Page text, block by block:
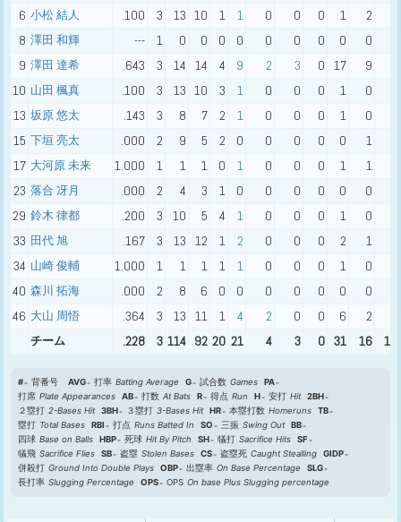
6 小松 結人 .100 3 13 10 1 1 0 0 0 1 2
8 澤田 和輝 --- 1 0 0 0 0 0 0 0 0 0
9 澤田 達希 .643 3 14 14 4 9 2 3 0 17 9
10 山田 楓真 .100 3 13 10 3 1 0 0 0 1 0
13 坂原 悠太 .143 3 8 7 2 1 0 0 0 1 0
15 下垣 亮太 .000 2 9 5 2 0 0 0 0 0 1
17 大河原 未来 1.000 1 1 1 0 1 0 0 0 1 1
23 落合 冴月 .000 2 4 3 1 0 0 0 0 0 0
29 鈴木 律都 .200 3 10 5 4 1 0 0 0 1 0
33 田代 旭 .167 3 13 12 1 2 0 0 0 2 1
34 山崎 俊輔 1.000 1 1 1 1 1 0 0 0 1 0
40 森川 拓海 .000 2 8 6 0 0 0 0 0 0 0
46 大山 周悟 .364 3 13 11 1 4 2 0 0 6 2
チーム .228 3 114 92 20 21 4 3 0 31 16 15
# 背番号 AVG 打率 Batting Average G 試合数 Games
PA
打席 Plate Appearances AB 打数 At Bats R 得点 Run H 安打 Hit
2BH
２塁打 2-Bases Hit 3BH ３塁打 3-Bases Hit HR 本塁打数 Homeruns
TB
塁打 Total Bases RBI 打点 Runs Batted In SO 三振 Swing Out
BB
四球 Base on Balls HBP 死球 Hit By Pitch SH 犠打 Sacrifice Hits
SF
犠飛 Sacrifice Flies SB 盗塁 Stolen Bases CS 盗塁死 Caught Stealling
GIDP
併殺打 Ground Into Double Plays OBP 出塁率 On Base Percentage
SLG
長打率 Slugging Percentage OPS OPS On base Plus Slugging percentage